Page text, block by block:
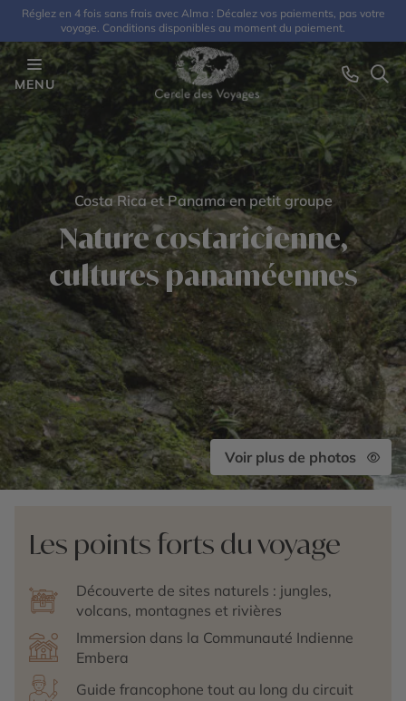
Réglez en 4 fois sans frais avec Alma : Décalez vos paiements, pas votre
voyage. Conditions disponibles au moment du paiement.
MENU
Costa Rica et Panama en petit groupe
Nature costaricienne,
cultures panaméennes
Voir plus de photos
Les points forts du voyage
Découverte de sites naturels : jungles,
volcans, montagnes et rivières
Immersion dans la Communauté Indienne
Embera
Guide francophone tout au long du circuit